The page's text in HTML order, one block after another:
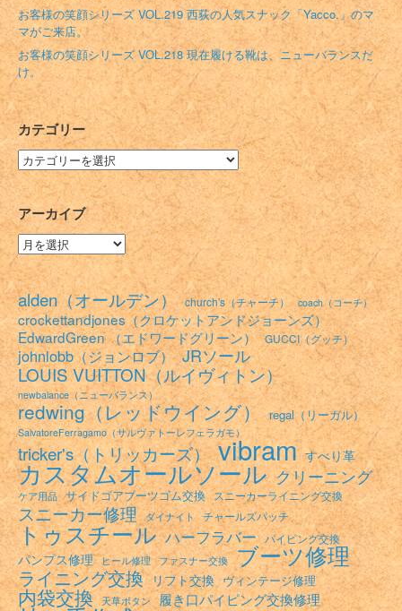
お客様の笑顔シリーズ VOL.219 西荻の人気スナック「Yacco.」のマ
マがご来店。
お客様の笑顔シリーズ VOL.218 現在履ける靴は、ニューバランスだ
け。
カテゴリー
カ
テ
ゴ
リ
ー
アーカイブ
ア
ー
カ
イ
ブ
alden（オールデン） church's（チャーチ） coach（コーチ）
crockettandjones（クロケットアンドジョーンズ）
EdwardGreen （エドワードグリーン）
GUCCI（グッチ）
johnlobb（ジョンロブ） JRソール
LOUIS VUITTON（ルイヴィトン）
newbalance（ニューバランス）
redwing（レッドウイング） regal（リーガル）
SalvatoreFerragamo（サルヴァトーレフェラガモ）
tricker's（トリッカーズ） vibram すべり革
カスタムオールソール クリーニング
ケア用品 サイドゴアブーツゴム交換 スニーカーライニング交換
スニーカー修理 ダイナイト チャールズパッチ
トゥスチール ハーフラバー パイピング交換
パンプス修理 ヒール修理 ファスナー交換 ブーツ修理
ライニング交換 リフト交換 ヴィンテージ修理
内袋交換 天草ボタン 履き口パイピング交換修理